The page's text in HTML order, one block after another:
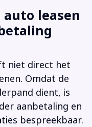
leasen
niet direct het
Omdat de
dient, is
aanbetaling en
bespreekbaar.